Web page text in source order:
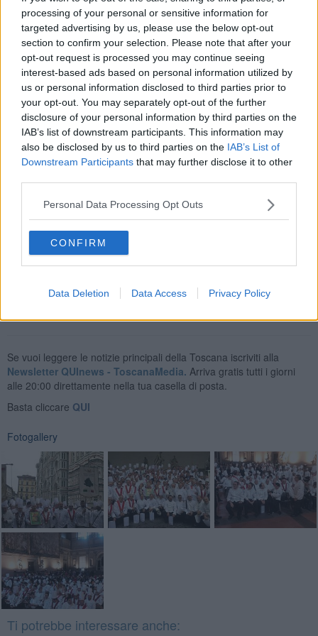
processing of your personal or sensitive information for
targeted advertising by us, please use the below opt-out
section to confirm your selection. Please note that after your
opt-out request is processed you may continue seeing
interest-based ads based on personal information utilized by
us or personal information disclosed to third parties prior to
your opt-out. You may separately opt-out of the further
disclosure of your personal information by third parties on the
IAB’s list of downstream participants. This information may
also be disclosed by us to third parties on the IAB’s List of
Downstream Participants that may further disclose it to other
Personal Data Processing Opt Outs
CONFIRM
Data Deletion Data Access Privacy Policy
cuoco, che guarda avanti.
V come Valori, prima di tutto sociali, perché il cuoco ha delle
responsabilità nei confronti del consumatore, ma anche verso i
produttori di materie prime.Valore anche promozionale, perché il
cuoco può far conoscere un territorio attraverso i piatti e le sue
eccellenze - ha commentatoRocco Pozzulopresidente della Fic,
Federazione italiana cuochi - E poi le V hanno anchevalore
gustativo, perché non ci dimentichiamo che dobbiamo creare
emozioni nelle persone.E v come vantaggi, vantaggi economici
per tutta una filiera che va oltre quella dell’agroalimentare e
vantaggi sociali, perché creiamo posti di lavoro e opportunità anche
professionalità dei cuochi di oggi, che guardano a ieri pensando a
domani".
Se vuoi leggere le notizie principali della Toscana iscriviti alla
Newsletter QUInews - ToscanaMedia. Arriva gratis tutti i giorni
alle 20:00 direttamente nella tua casella di posta.
Basta cliccare QUI
Fotogallery
Ti potrebbe interessare anche: